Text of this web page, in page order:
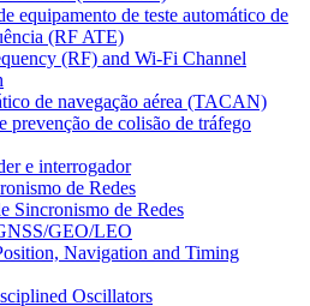
equipamento de teste automático de
(RF ATE)
(RF) and Wi-Fi Channel
de navegação aérea (TACAN)
prevenção de colisão de tráfego
e interrogador
de Redes
Sincronismo de Redes
GEO/LEO
Navigation and Timing
Oscillators